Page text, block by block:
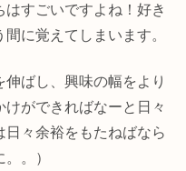
すごいですよね！好き
に覚えてしまいます。
ばし、興味の幅をより
ができればなーと日々
々余裕をもたねばなら
。）